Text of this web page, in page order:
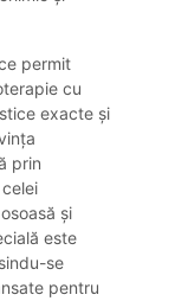
permit
cu
exacte și
prin
și
este
se
pentru